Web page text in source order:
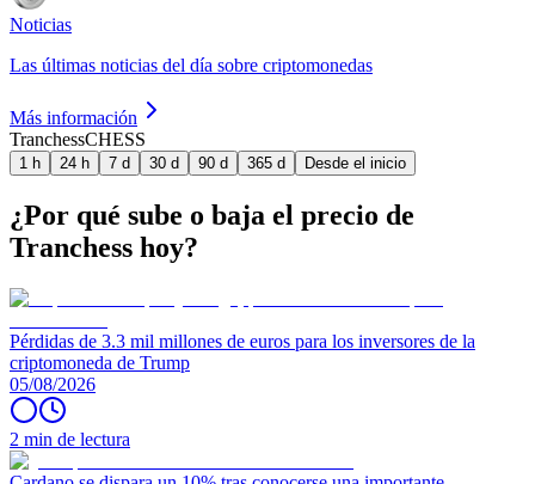
Noticias
Las últimas noticias del día sobre criptomonedas
Más información
TranchessCHESS
1 h 24 h 7 d 30 d 90 d 365 d Desde el inicio
¿Por qué sube o baja el precio de
Tranchess hoy?
Pérdidas de 3.3 mil millones de euros para los inversores de la
criptomoneda de Trump
05/08/2026
2 min de lectura